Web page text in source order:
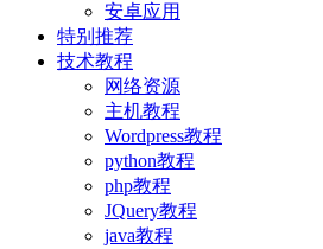
安卓应用
特别推荐
技术教程
网络资源
主机教程
Wordpress教程
python教程
php教程
JQuery教程
java教程